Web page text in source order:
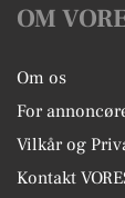
OM
Om os
For
Vilkår og
Kontakt